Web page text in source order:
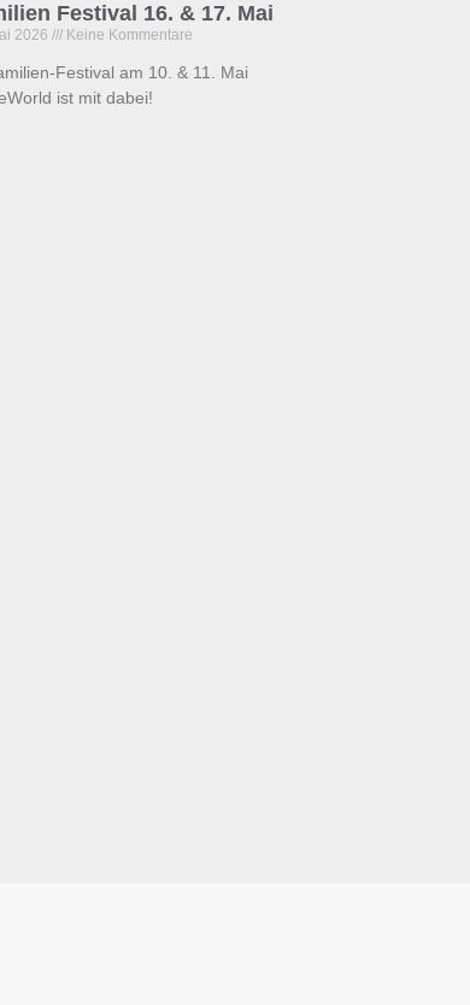
Festival 16. & 17. Mai
2026 Keine Kommentare
Festival am 10. & 11. Mai
ist mit dabei!